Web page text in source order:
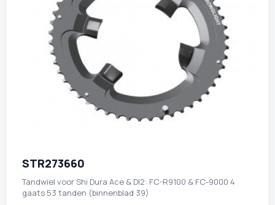
STR273660
Tandwiel voor Shi Dura Ace & DI2: FC-R9100 & FC-9000 4
gaats 53 tanden (binnenblad 39)